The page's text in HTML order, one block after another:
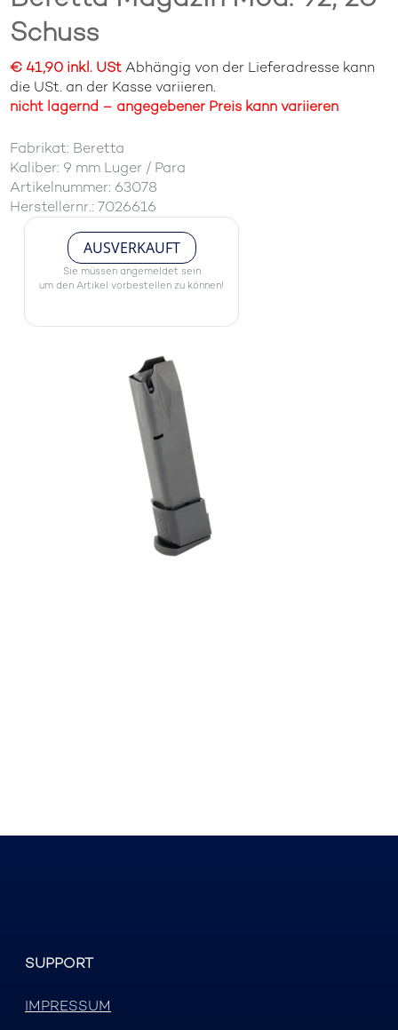
Schuss
€ 41,90 inkl. UStAbhängig von der Lieferadresse kann
die USt. an der Kasse variieren.
nicht lagernd – angegebener Preis kann variieren
Fabrikat: Beretta
Kaliber: 9 mm Luger / Para
Artikelnummer: 63078
Herstellernr.: 7026616
AUSVERKAUFT
Sie müssen angemeldet sein
um den Artikel vorbestellen zu können!
SUPPORT
IMPRESSUM